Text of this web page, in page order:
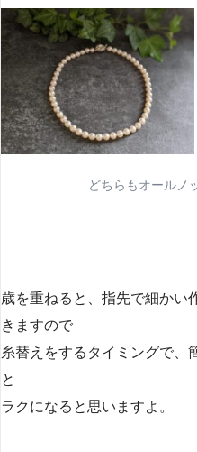
どちらもオールノ
歳を重ねると、指先で細かい
きますので
糸替えをするタイミングで、
と
ラクになると思いますよ。